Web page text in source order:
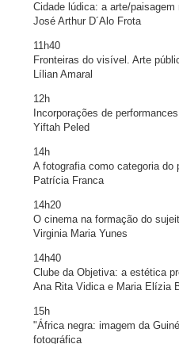
Cidade lúdica: a arte/
José Arthur D´Alo Frota
11h40
Fronteiras do visível. Arte
Lílian Amaral
12h
Incorporações de
Yiftah Peled
14h
A fotografia como categoria do
Patrícia Franca
14h20
O cinema na formação do
Virginia Maria Yunes
14h40
Clube da Objetiva: a estética
Ana Rita Vidica e Maria Elízia
15h
"África negra: imagem da
fotográfica